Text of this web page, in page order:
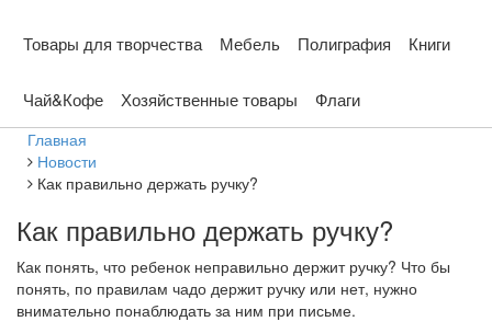
Товары для творчества Мебель Полиграфия Книги
Чай&Кофе Хозяйственные товары Флаги
Главная
Новости
Как правильно держать ручку?
Как правильно держать ручку?
Как понять, что ребенок неправильно держит ручку? Что бы
понять, по правилам чадо держит ручку или нет, нужно
внимательно понаблюдать за ним при письме.